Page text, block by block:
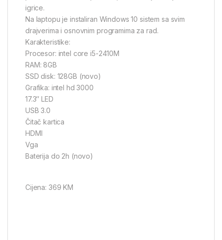
igrice.
Na laptopu je instaliran Windows 10 sistem sa svim
drajverima i osnovnim programima za rad.
Karakteristike:
Procesor: intel core i5-2410M
RAM: 8GB
SSD disk: 128GB (novo)
Grafika: intel hd 3000
17.3″ LED
USB 3.0
Čitač kartica
HDMI
Vga
Baterija do 2h (novo)
Cijena: 369 KM